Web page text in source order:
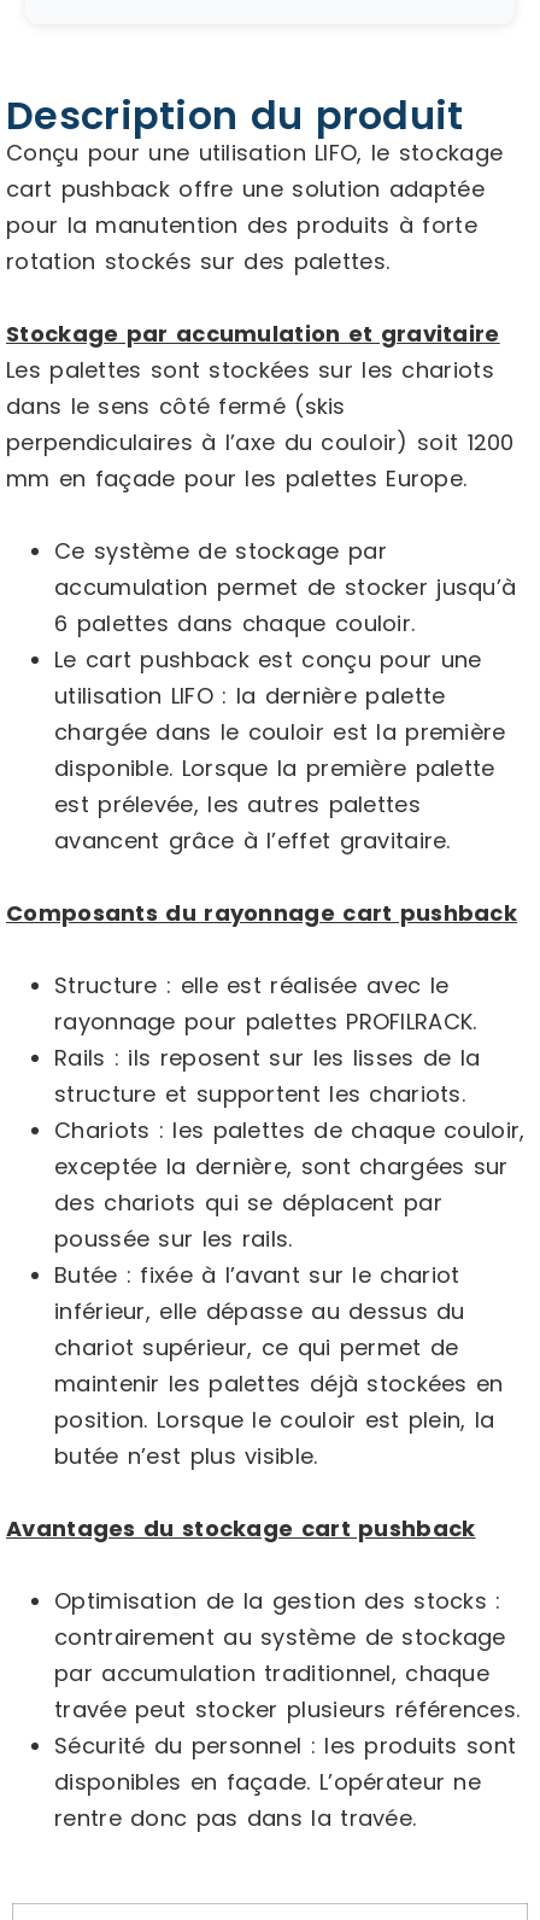
Description du produit
Conçu pour une utilisation LIFO, le stockage
cart pushback offre une solution adaptée
pour la manutention des produits à forte
rotation stockés sur des palettes.
Stockage par accumulation et gravitaire
Les palettes sont stockées sur les chariots
dans le sens côté fermé (skis
perpendiculaires à l’axe du couloir) soit 1200
mm en façade pour les palettes Europe.
Ce système de stockage par
accumulation permet de stocker jusqu’à
6 palettes dans chaque couloir.
Le cart pushback est conçu pour une
utilisation LIFO : la dernière palette
chargée dans le couloir est la première
disponible. Lorsque la première palette
est prélevée, les autres palettes
avancent grâce à l’effet gravitaire.
Composants du rayonnage cart pushback
Structure : elle est réalisée avec le
rayonnage pour palettes PROFILRACK.
Rails : ils reposent sur les lisses de la
structure et supportent les chariots.
Chariots : les palettes de chaque couloir,
exceptée la dernière, sont chargées sur
des chariots qui se déplacent par
poussée sur les rails.
Butée : fixée à l’avant sur le chariot
inférieur, elle dépasse au dessus du
chariot supérieur, ce qui permet de
maintenir les palettes déjà stockées en
position. Lorsque le couloir est plein, la
butée n’est plus visible.
Avantages du stockage cart pushback
Optimisation de la gestion des stocks :
contrairement au système de stockage
par accumulation traditionnel, chaque
travée peut stocker plusieurs références.
Sécurité du personnel : les produits sont
disponibles en façade. L’opérateur ne
rentre donc pas dans la travée.